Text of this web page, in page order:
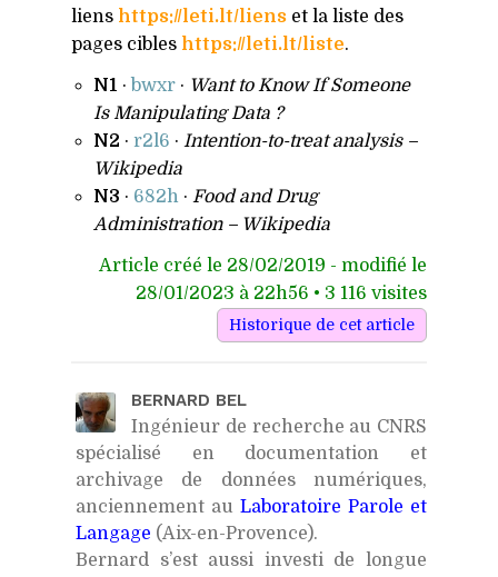
liens https://leti.lt/liens et la liste des
pages cibles https://leti.lt/liste.
N1 · bwxr · Want to Know If Someone
Is Manipulating Data ?
N2 · r2l6 · Intention-to-treat analysis –
Wikipedia
N3 · 682h · Food and Drug
Administration – Wikipedia
Article créé le 28/02/2019 - modifié le
28/01/2023 à 22h56 • 3 116 visites
BERNARD BEL
Ingénieur de recherche au CNRS
spécialisé en documentation et
archivage de données numériques,
anciennement au Laboratoire Parole et
Langage (Aix-en-Provence).
Bernard s’est aussi investi de longue